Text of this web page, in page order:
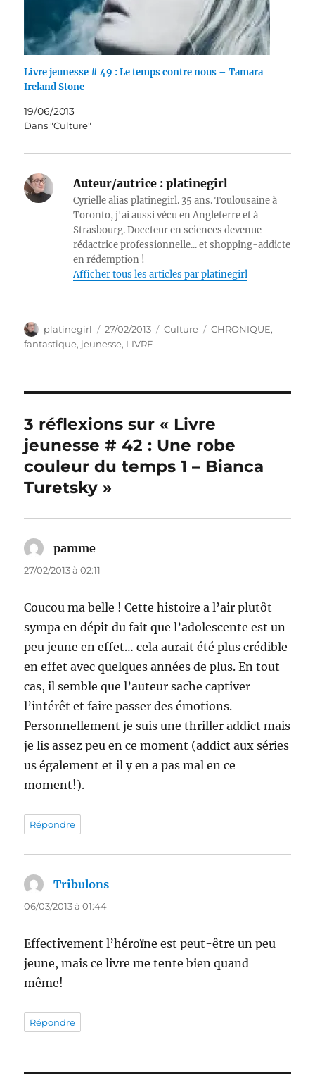
Livre jeunesse # 49 : Le temps contre nous – Tamara
Ireland Stone
19/06/2013
Dans "Culture"
Auteur/autrice : platinegirl
Cyrielle alias platinegirl. 35 ans. Toulousaine à
Toronto, j'ai aussi vécu en Angleterre et à
Strasbourg. Doccteur en sciences devenue
rédactrice professionnelle... et shopping-addicte
en rédemption !
Afficher tous les articles par platinegirl
Auteur
platinegirl
Publié
le
27/02/2013 Catégories
Culture Étiquettes
CHRONIQUE,
fantastique, jeunesse, LIVRE
3 réflexions sur « Livre
jeunesse # 42 : Une robe
couleur du temps 1 – Bianca
Turetsky »
pamme
27/02/2013 à 02:11
Coucou ma belle ! Cette histoire a l’air plutôt
sympa en dépit du fait que l’adolescente est un
peu jeune en effet… cela aurait été plus crédible
en effet avec quelques années de plus. En tout
cas, il semble que l’auteur sache captiver
l’intérêt et faire passer des émotions.
Personnellement je suis une thriller addict mais
je lis assez peu en ce moment (addict aux séries
us également et il y en a pas mal en ce
moment!).
Répondre
Tribulons
06/03/2013 à 01:44
Effectivement l’héroïne est peut-être un peu
jeune, mais ce livre me tente bien quand
même!
Répondre